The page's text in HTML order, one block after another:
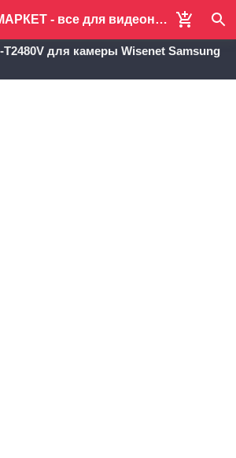
АБСОЛЮТ-МАРКЕТ - все для видеонаблюдения и систем безопасности
для камеры Wisenet Samsung